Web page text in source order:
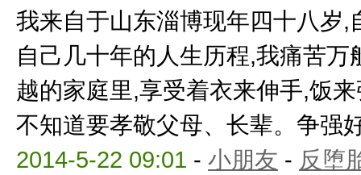
我来自于山东淄博现年四十八岁,
自己几十年的人生历程,我痛苦
越的家庭里,享受着衣来伸手,饭
不知道要孝敬父母、长辈。争强
2014-5-22 09:01 - 小朋友 - 反堕